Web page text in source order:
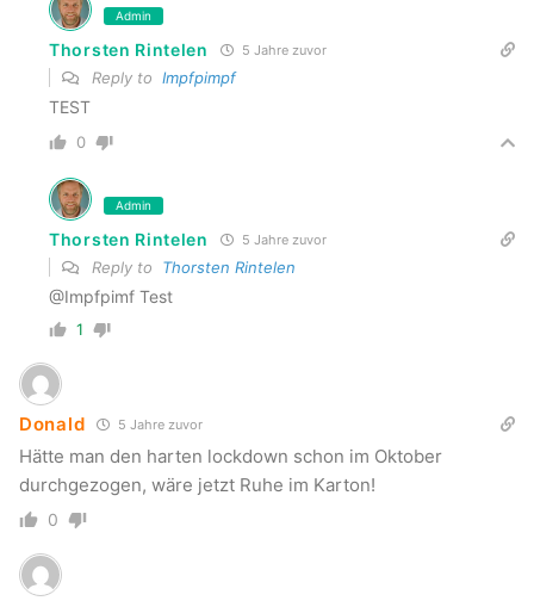
Admin
Thorsten Rintelen 5 Jahre zuvor
Reply to Impfpimpf
TEST
0
Admin
Thorsten Rintelen 5 Jahre zuvor
Reply to Thorsten Rintelen
@Impfpimf Test
1
Donald 5 Jahre zuvor
Hätte man den harten lockdown schon im Oktober
durchgezogen, wäre jetzt Ruhe im Karton!
0